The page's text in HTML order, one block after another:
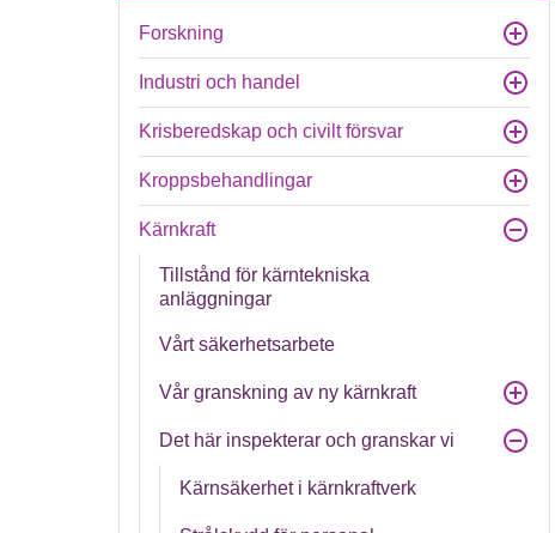
Forskning
Industri och handel
Krisberedskap och civilt försvar
Kroppsbehandlingar
Kärnkraft
Tillstånd för kärntekniska
anläggningar
Vårt säkerhetsarbete
Vår granskning av ny kärnkraft
Det här inspekterar och granskar vi
Kärnsäkerhet i kärnkraftverk